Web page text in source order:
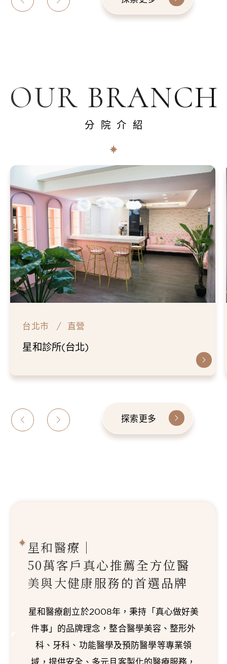
OUR BRANCH
分院介紹
台北市 直營
星和診所(台北)
探索更多
星和醫療｜
50萬客戶真心推薦全方位醫
美與大健康服務的首選品牌
星和醫療創立於2008年，秉持「真心做好美
件事」的品牌理念，整合醫學美容、整形外
科、牙科、功能醫學及預防醫學等專業領
域，提供安全、多元且客製化的醫療服務，